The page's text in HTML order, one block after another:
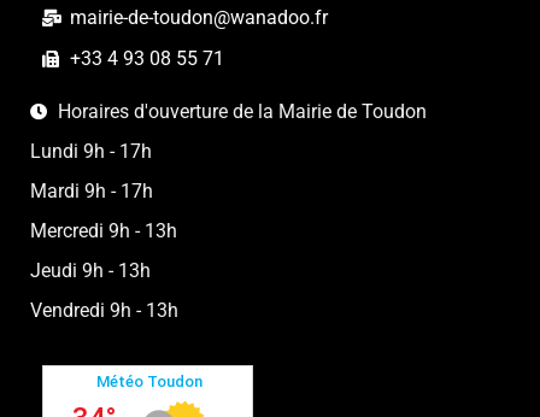
mairie-de-toudon@wanadoo.fr
+33 4 93 08 55 71
Horaires d'ouverture de la Mairie de Toudon
Lundi 9h - 17h
Mardi 9h - 17h
Mercredi 9h - 13h
Jeudi 9h - 13h
Vendredi 9h - 13h